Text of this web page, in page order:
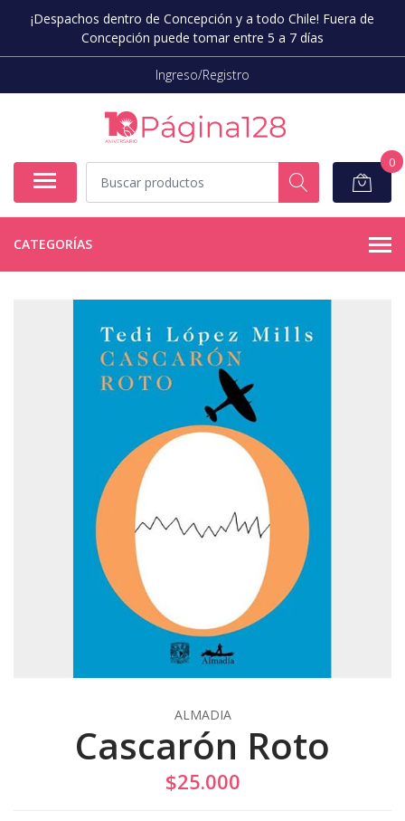
¡Despachos dentro de Concepción y a todo Chile! Fuera de
Concepción puede tomar entre 5 a 7 días
Ingreso/Registro
0
CATEGORÍAS
ALMADIA
Cascarón Roto
$25.000